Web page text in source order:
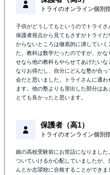
トライのオンライン個別
子供がどうしてもというのでトライさ
保護者視点から見てもさすがトライ
からないところは徹底的に潰してい
た。教科は数学だったのですが、か
せなら他の教科もやらせてあげたい
なりお得だし、自分にどんな塾が合
会だと思いました。トライさんに通
ます。他の塾よりも突出した部分はあ
とても良かったと思います。
保護者（高1）
トライのオンライン個別
娘の高校受験前にお世話になりまし
ついていけるか心配していましたが
んとか志望校に合格することができ